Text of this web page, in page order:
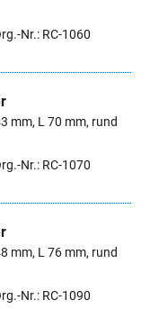
Nr.: RC-1060
mm, L 70 mm, rund
Nr.: RC-1070
mm, L 76 mm, rund
Nr.: RC-1090